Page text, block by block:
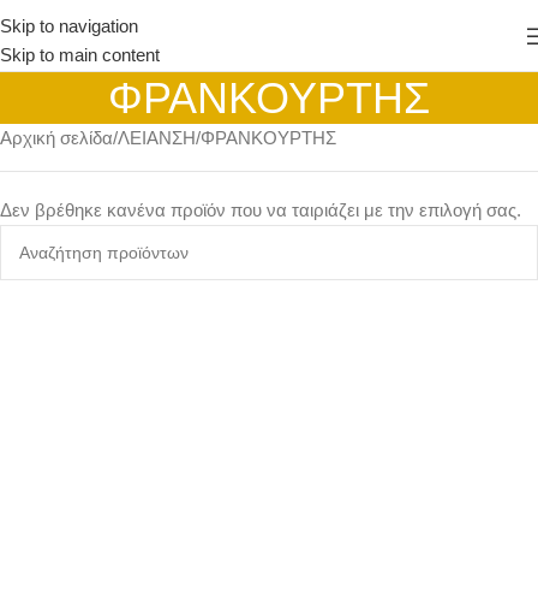
Skip to navigation
Skip to main content
ΦΡΑΝΚΟΥΡΤΗΣ
Αρχική σελίδα ΛΕΙΑΝΣΗ ΦΡΑΝΚΟΥΡΤΗΣ
Δεν βρέθηκε κανένα προϊόν που να ταιριάζει με την επιλογή σας.